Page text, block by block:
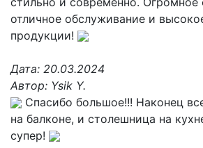
отличное обслуживание и
продукции!
Дата: 20.03.2024
Автор: Ysik Y.
Спасибо большое!!! Наконец
на балконе, и столешница на
супер!